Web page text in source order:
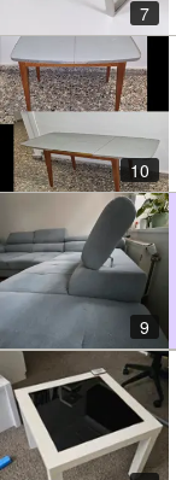
7
10
9